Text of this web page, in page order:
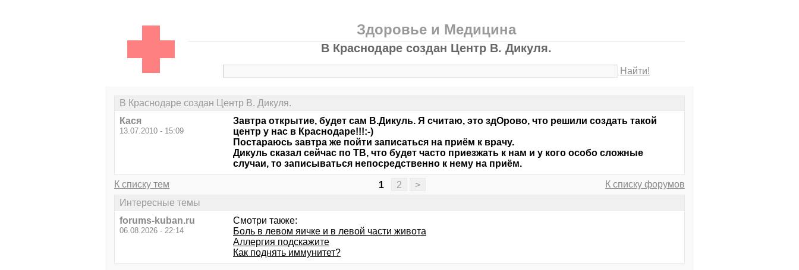
Здоровье и Медицина
В Краснодаре создан Центр В. Дикуля.
Найти!
В Краснодаре создан Центр В. Дикуля.
Кася
13.07.2010 - 15:09
Завтра открытие, будет сам В.Дикуль. Я считаю, это здОрово, что решили создать такой
центр у нас в Краснодаре!!!:-)
Постараюсь завтра же пойти записаться на приём к врачу.
Дикуль сказал сейчас по ТВ, что будет часто приезжать к нам и у кого особо сложные
случаи, то записываться непосредственно к нему на приём.
К списку тем 1 2 >
К списку форумов
Интересные темы
forums-kuban.ru
06.08.2026 - 22:14
Смотри также:
Боль в левом яичке и в левой части живота
Аллергия подскажите
Как поднять иммунитет?